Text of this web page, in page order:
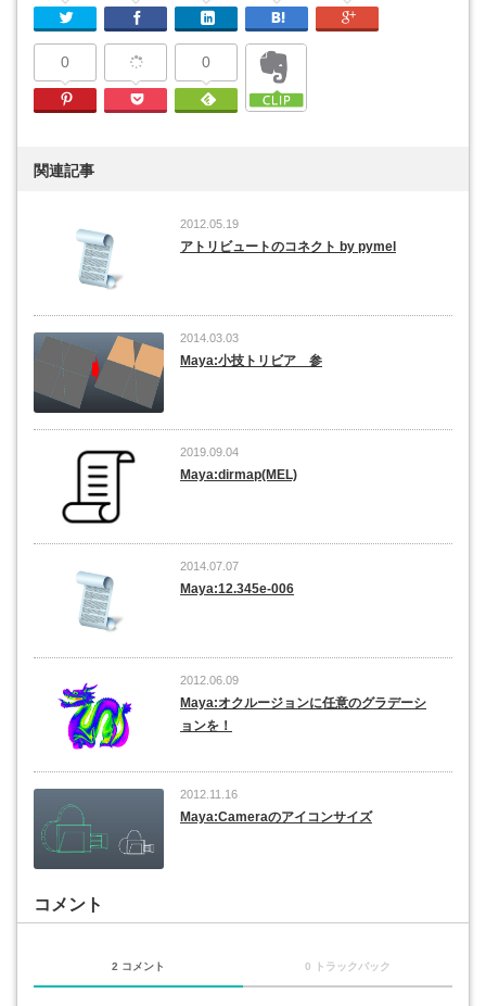
Twitter Facebook Linkedin はてなブックマーク
0
Pinterest Pocket
0
Feedly
関連記事
2012.05.19
アトリビュートのコネクト by pymel
2014.03.03
Maya:小技トリビア 参
2019.09.04
Maya:dirmap(MEL)
2014.07.07
Maya:12.345e-006
2012.06.09
Maya:オクルージョンに任意のグラデーシ
ョンを！
2012.11.16
Maya:Cameraのアイコンサイズ
コメント
2 コメント 0 トラックバック